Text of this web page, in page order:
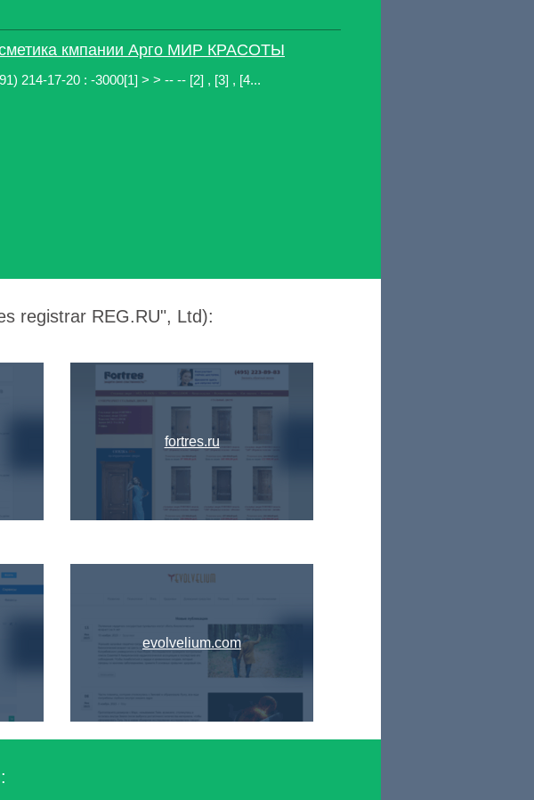
кмпании Арго МИР КРАСОТЫ
214-17-20 : -3000[1] > > -- -- [2] , [3] , [4...
registrar REG.RU", Ltd):
fortres.ru
evolvelium.com